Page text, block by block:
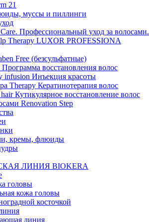
21
муссы и пиллинги
Профессиональный уход за волосами.
Therapy LUXOR PROFESSIONA
Free (безсульфатные)
восстановления волос
infusion Инъекция красоты
Therapy Кератинотерапия волос
Кутикулярное восстановление волос
Renovation Step
кремы, флюиды
ЛИНИЯ BIOKERA
головы
кожа головы
косточкой
линия